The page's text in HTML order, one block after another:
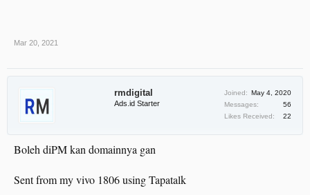
Mar 20, 2021
rmdigital
Ads.id Starter
Joined: May 4, 2020
Messages:
56
Likes Received:
22
Boleh diPM kan domainnya gan
Sent from my vivo 1806 using Tapatalk